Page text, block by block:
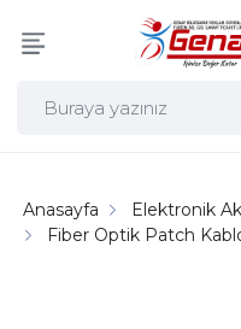
Anasayfa Elektronik
Fiber Optik Patch